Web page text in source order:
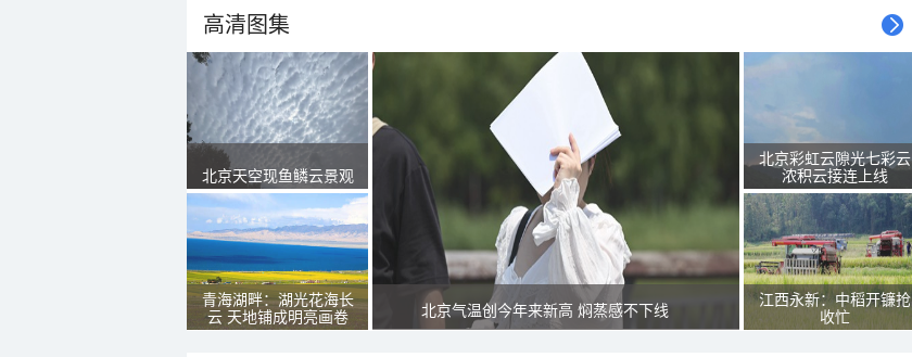
高清图集
北京天空现鱼鳞云景观
青海湖畔：湖光花海长
云 天地铺成明亮画卷
北京气温创今年来新高 焖蒸感不下线
北京彩虹云隙光七彩云
浓积云接连上线
江西永新：中稻开镰抢
收忙